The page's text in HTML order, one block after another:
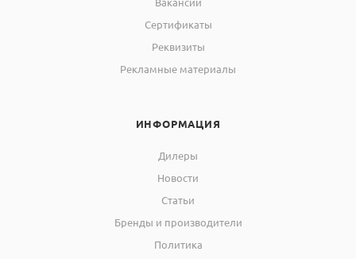
Сертификаты
Реквизиты
Рекламные материалы
ИНФОРМАЦИЯ
Дилеры
Новости
Статьи
Бренды и производители
Политика